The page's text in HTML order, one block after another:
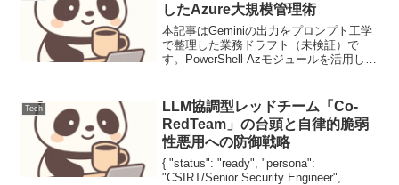
したAzure大規模管理術
本記事はGeminiの出力をプロンプト工学
で整理した業務ドラフト（未検証）で
す。PowerShell Azモジュールを活用した
Azモジュールは強力な...
Tech
LLM協調型レッドチーム「Co-
RedTeam」の台頭と自律的脆弱
性悪用への防御戦略
{ "status": "ready", "persona":
"CSIRT/Senior Security Engineer",